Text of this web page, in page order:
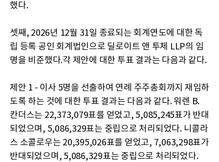
했다.
셋째, 2026년 12월 31일 종료되는 회계연도에 대한 독
립 등록 공인 회계법인으로 딜로이트 앤 투체 LLP의 임
명을 비준했다.각 제안에 대한 투표 결과는 다음과 같다.
제안 1 - 이사 5명을 선출하여 연례 주주총회까지 재임하
도록 하는 것에 대한 투표 결과는 다음과 같다. 워렌 B.
칸더스는 22,373,079표를 얻었고, 5,085,245표가 반대
되었으며, 5,086,329표는 중립으로 처리되었다. 니콜라
스 소콜로우는 20,395,026표를 얻었고, 7,063,298표가
반대되었으며, 5,086,329표는 중립으로 처리되었다.